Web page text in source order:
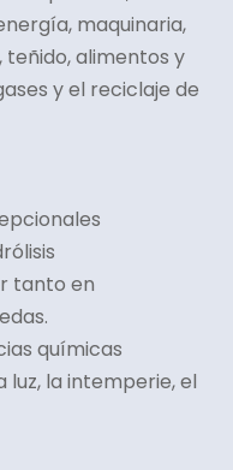
maquinaria,
alimentos y
y el reciclaje de
tanto en
químicas
luz, la intemperie, el